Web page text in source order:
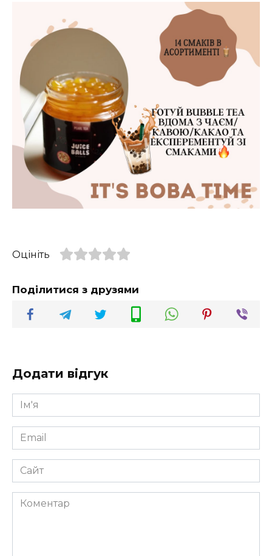
Оцініть
Поділитися з друзями
Додати відгук
Ім'я
*
Email
*
Сайт
Коментар